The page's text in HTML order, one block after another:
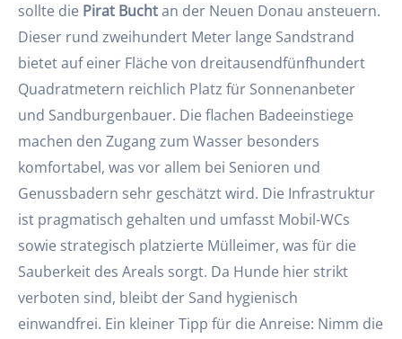
sollte die Pirat Buchtan der Neuen Donau ansteuern.
Dieser rund zweihundert Meter lange Sandstrand
bietet auf einer Fläche von dreitausendfünfhundert
Quadratmetern reichlich Platz für Sonnenanbeter
und Sandburgenbauer. Die flachen Badeeinstiege
machen den Zugang zum Wasser besonders
komfortabel, was vor allem bei Senioren und
Genussbadern sehr geschätzt wird. Die Infrastruktur
ist pragmatisch gehalten und umfasst Mobil-WCs
sowie strategisch platzierte Mülleimer, was für die
Sauberkeit des Areals sorgt. Da Hunde hier strikt
verboten sind, bleibt der Sand hygienisch
einwandfrei. Ein kleiner Tipp für die Anreise: Nimm die